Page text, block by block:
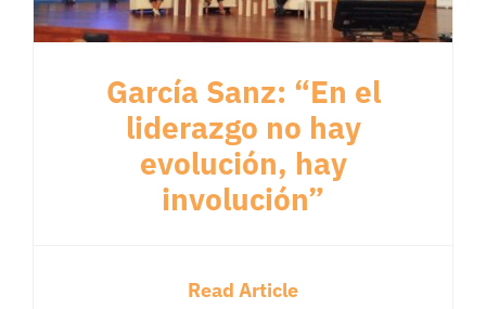
García Sanz: “En el
liderazgo no hay
evolución, hay
involución”
Read Article